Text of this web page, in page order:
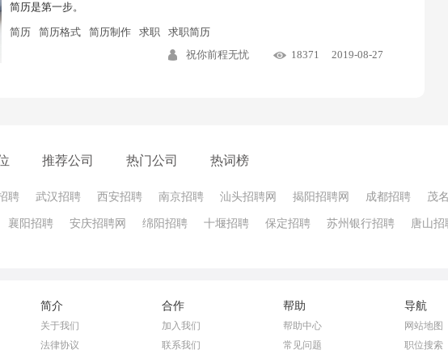
简历是第一步。
简历 简历格式 简历制作 求职
求职简历
祝你前程无忧
18371 2019-08-27
推荐公司 热门公司 热词榜
聘 武汉招聘 西安招聘 南京招聘 汕头招聘网 揭阳招聘网 成都招聘 茂
襄阳招聘 安庆招聘网 绵阳招聘 十堰招聘 保定招聘 苏州银行招聘 唐山招
简介
关于我们
法律协议
合作
加入我们
联系我们
帮助
帮助中心
常见问题
导航
网站地图
职位搜索